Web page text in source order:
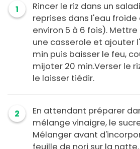
1
Rincer le riz dans un
reprises dans l'eau
environ 5 à 6 fois).
une casserole et ajouter
min puis baisser le feu,
mijoter 20 min.Verser le
le laisser tiédir.
2
En attendant préparer
mélange vinaigre, le
Mélanger avant